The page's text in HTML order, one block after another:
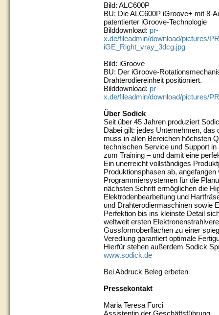
Bild: ALC600P
BU: Die ALC600P iGroove+ mit 8-
patentierter iGroove-Technologie
Bilddownload: pr-
x.de/fileadmin/download/pictures/
iGE_Right_vray_3dcg.jpg
Bild: iGroove
BU: Der iGroove-
Drahterodiereinheit positioniert.
Bilddownload: pr-
x.de/fileadmin/download/pictures/
Über Sodick
Seit über 45 Jahren produziert
Dabei gilt: jedes Unternehmen,
muss in allen Bereichen höchsten
technischen Service und Support
zum Training – und damit eine
Ein unerreicht vollständiges
Produktionsphasen ab,
Programmiersystemen für die
nächsten Schritt ermöglichen die
Elektrodenbearbeitung und
und Drahterodiermaschinen sowie
Perfektion bis ins kleinste Detail
weltweit ersten
Gussformoberflächen zu einer
Veredlung garantiert optimale
Hierfür stehen außerdem Sodick
www.sodick.de
Bei Abdruck Beleg erbeten
Pressekontakt
Maria Teresa Furci
Assistentin der Geschäftsführung